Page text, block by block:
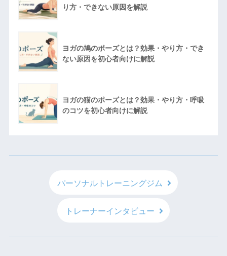
り方・できない原因を解説
ヨガの鳩のポーズとは？効果・やり方・でき
ない原因を初心者向けに解説
ヨガの猫のポーズとは？効果・やり方・呼吸
のコツを初心者向けに解説
パーソナルトレーニングジム
トレーナーインタビュー